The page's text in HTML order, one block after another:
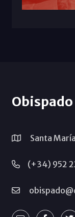
Santa
(+34) 952